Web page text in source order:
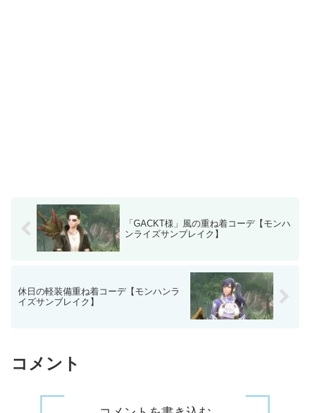
「GACKT様」風の重ね着コーデ【モンハ
ンライズサンブレイク】
休日の軽装備重ね着コーデ【モンハンラ
イズサンブレイク】
コメント